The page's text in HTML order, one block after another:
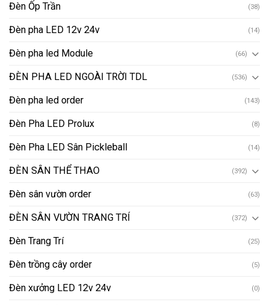
Đèn Ốp Trần (38)
Đèn pha LED 12v 24v (14)
Đèn pha led Module (66)
ĐÈN PHA LED NGOÀI TRỜI TDL (536)
Đèn pha led order (143)
Đèn Pha LED Prolux (8)
Đèn Pha LED Sân Pickleball (14)
ĐÈN SÂN THỂ THAO (392)
Đèn sân vườn order (63)
ĐÈN SÂN VƯỜN TRANG TRÍ (372)
Đèn Trang Trí (25)
Đèn trồng cây order (5)
Đèn xưởng LED 12v 24v (0)